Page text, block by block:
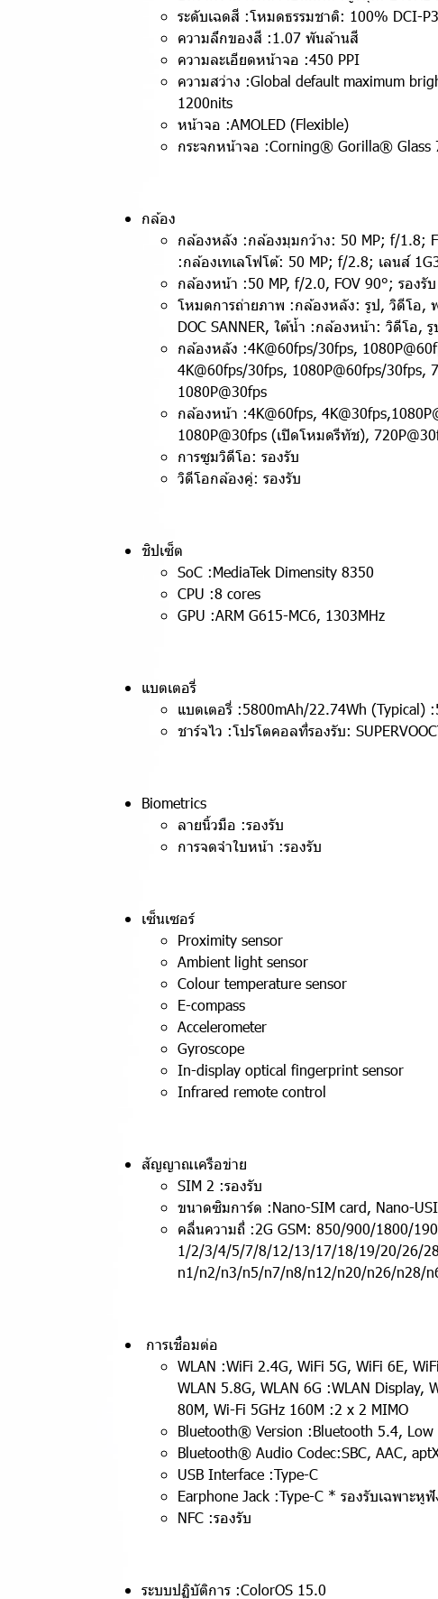
ระดับเฉดสี :โหมดธรรมชาติ: 100% DCI-
ความลึกของสี :1.07 พันล้านสี
ความละเอียดหน้าจอ :450 PPI
ความสว่าง :Global default maximum
1200nits
หน้าจอ :AMOLED (Flexible)
กระจกหน้าจอ :Corning® Gorilla® Glass
กล้อง
กล้องหลัง :กล้องมุมกว้าง: 50 MP; f/1.8;
:กล้องเทเลโฟโต้: 50 MP; f/2.8; เลนส์
กล้องหน้า :50 MP, f/2.0, FOV 90°; รองรั
โหมดการถ่ายภาพ :กล้องหลัง: รูป, วิดีโอ,
DOC SANNER, ใต้น้ำ :กล้องหน้า: วิดีโอ,
กล้องหลัง :4K@60fps/30fps,
4K@60fps/30fps, 1080P@60fps/
1080P@30fps
กล้องหน้า :4K@60fps,
1080P@30fps (เปิดโหมดรีทัช),
การซูมวิดีโอ: รองรับ
วิดีโอกล้องคู่: รองรับ
ชิปเซ็ต
SoC :MediaTek Dimensity 8350
CPU :8 cores
GPU :ARM G615-MC6, 1303MHz
แบตเตอรี่
แบตเตอรี่ :5800mAh/22.74Wh (Typical)
ชาร์จไว :โปรโตคอลที่รองรับ:
Biometrics
ลายนิ้วมือ :รองรับ
การจดจำใบหน้า :รองรับ
เซ็นเซอร์
Proximity sensor
Ambient light sensor
Colour temperature sensor
E-compass
Accelerometer
Gyroscope
In-display optical fingerprint sensor
Infrared remote control
สัญญาณเครือข่าย
SIM 2 :รองรับ
ขนาดซิมการ์ด :Nano-SIM card, Nano-
คลื่นความถี่ :2G GSM: 850/900/1800/
1/2/3/4/5/7/8/12/13/17/18/19/20/26/
n1/n2/n3/n5/n7/n8/n12/n20/n26/n28/
การเชื่อมต่อ
WLAN :WiFi 2.4G, WiFi 5G, WiFi 6E,
WLAN 5.8G, WLAN 6G :WLAN Display,
80M, Wi-Fi 5GHz 160M :2 x 2 MIMO
Bluetooth®️ Version :Bluetooth 5.4, Low
Bluetooth®️ Audio Codec:SBC, AAC,
USB Interface :Type-C
Earphone Jack :Type-C * รองรับเฉพาะ
NFC :รองรับ
ระบบปฏิบัติการ :ColorOS 15.0